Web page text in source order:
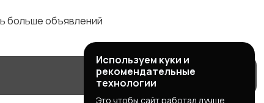
больше объявлений
Используем куки и
рекомендательные
технологии
Это чтобы сайт работал лучше.